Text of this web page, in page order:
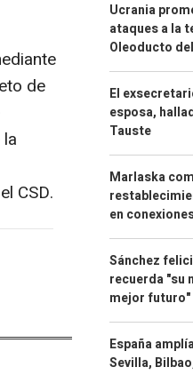
de
CSD.
Ucrania
ataques a la
Oleoducto
El
esposa,
Tauste
Marlaska
en
Sánchez
recuerda "su
mejor futuro"
España
Sevilla,